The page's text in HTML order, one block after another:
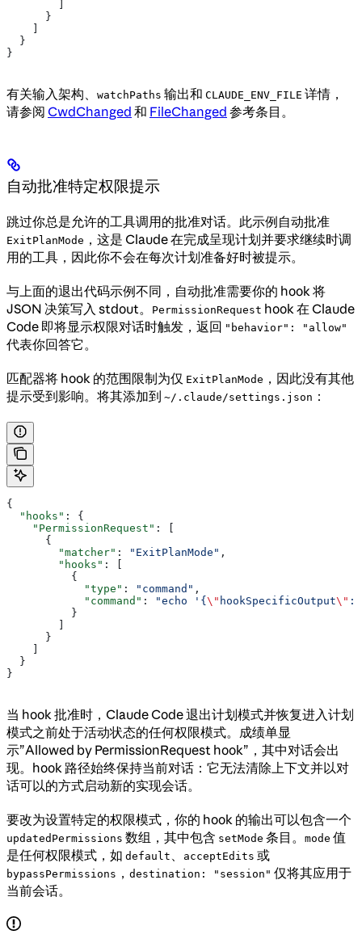
      }
  }
}
有关输入架构、 watchPaths 输出和 CLAUDE_ENV_FILE 详情，
请参阅 CwdChanged 和 FileChanged 参考条目。
自动批准特定权限提示
跳过你总是允许的工具调用的批准对话。此示例自动批准
ExitPlanMode ，这是 Claude 在完成呈现计划并要求继续时调
用的工具，因此你不会在每次计划准备好时被提示。
与上面的退出代码示例不同，自动批准需要你的 hook 将
JSON 决策写入 stdout。
PermissionRequest hook 在 Claude
Code 即将显示权限对话时触发，返回 "behavior": "allow"
代表你回答它。
匹配器将 hook 的范围限制为仅 ExitPlanMode ，因此没有其他
提示受到影响。将其添加到 ~/.claude/settings.json ：
{
  "hooks"
: {
    "PermissionRequest"
: [
      {
        "matcher"
: "ExitPlanMode" ,
        "hooks"
: [
          {
            "type"
: "command" ,
            "command"
: "echo '{ \" hookSpecificOutput\" :
          }
      }
  }
}
当 hook 批准时，Claude Code 退出计划模式并恢复进入计划
模式之前处于活动状态的任何权限模式。成绩单显
示”Allowed by PermissionRequest hook”，其中对话会出
现。hook 路径始终保持当前对话：它无法清除上下文并以对
话可以的方式启动新的实现会话。
要改为设置特定的权限模式，你的 hook 的输出可以包含一个
updatedPermissions 数组，其中包含 setMode 条目。 mode 值
是任何权限模式，如 default 、 acceptEdits 或
bypassPermissions ， destination: "session" 仅将其应用于
当前会话。